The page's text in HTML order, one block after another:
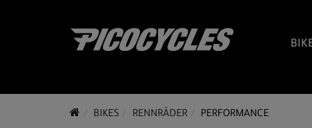
BIKES RENNRÄDER PERFORMANCE